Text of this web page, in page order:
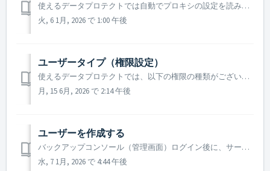
使えるデータプロテクトでは自動でプロキシの設定を読み込みますが、インターネットオプションで直接されている場合に限りその動作をします。(今後リリースでPACファイル等で指定されたプロキシサーバも読み込むようになる予定です) それ以外の方法でプロキシの設定を行っている場合は、インストール時に手動でプロキシの接続先...
火, 6 1月, 2026 で 1:00 午後
ユーザータイプ（権限設定）
使えるデータプロテクトでは、以下の権限の種類がございます。 ・社内管理者 ・ユーザー ・読み取り管理者 ・管理者 【権限設定変更方法】 マネジメントポータルへログイン ＞ 左メニュー「自分の会社」＞「ユーザー」から、 権限を変更したいユーザー名をクリックすると、右側にスライ...
月, 15 6月, 2026 で 2:14 午後
ユーザーを作成する
バックアップコンソール（管理画面）ログイン後に、サービスの使用ユーザーを作成する手順となります。 （管理者権限が必要です） 1. 左メニューの「ユーザー」を選択し、ページ上部の「+新規」より、ユーザーを選択してください。 2. 必要な情報を入力し、「作成」をクリックしてください...
水, 7 1月, 2026 で 4:44 午後